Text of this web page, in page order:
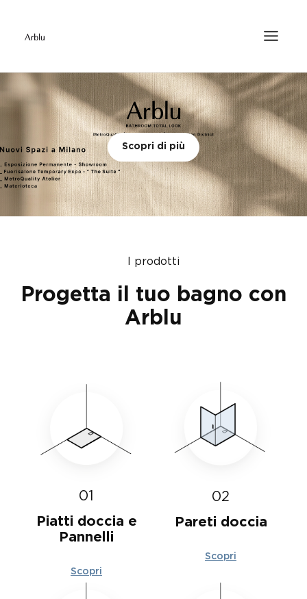
Scopri di più
I prodotti
Progetta il tuo bagno con
Arblu
01
Piatti doccia e
Pannelli
Scopri
02
Pareti doccia
Scopri